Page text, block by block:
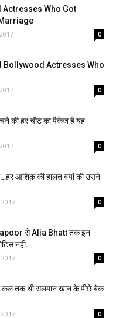
Actresses Who Got
0
Bollywood Actresses Who
0
की हर चौट का पैकेज है यह
0
आशिक़ की हालत बयां की उसने
0
से Alia Bhatt तक इन
नहीं...
0
तक थी सलमान खान के पीछे बेक
0